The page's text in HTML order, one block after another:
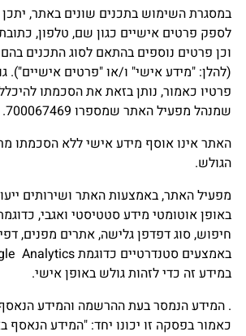
במסגרת השימוש בתכנים שונים באתר,
לספק פרטים אישיים כגון שם, טלפון,
וכן פרטים נוספים בהתאם לסוג התכנים בהם
(להלן: "מידע אישי" ו/או "פרטים אישיים").
פרטיו כאמור, נותן בזאת את הסכמתו
שמנהל מפעיל האתר שמספרו 700067469.
האתר אינו אוסף מידע אישי ללא הסכמתו
הגולש.
מפעיל האתר, באמצעות האתר ושירותים
חיפוש, סוג דפדפן גלישה, אתרים מפנים,
במידע זה כדי לזהות גולש באופן אישי.
. המידע הנמסר בעת ההרשמה והמידע
כאמור בפסקה זו יכונו יחד: "המידע הנאסף